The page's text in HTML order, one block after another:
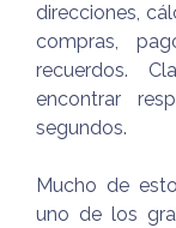
direcciones,
compras,
recuerdos.
encontrar
segundos.
Mucho de
uno de los